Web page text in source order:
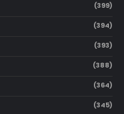
(399)
(394)
(393)
(388)
(364)
(345)